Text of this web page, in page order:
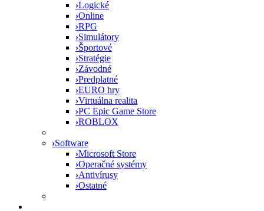
›Logické
›Online
›RPG
›Simulátory
›Športové
›Stratégie
›Závodné
›Predplatné
›EURO hry
›Virtuálna realita
›PC Epic Game Store
›ROBLOX
›Software
›Microsoft Store
›Operačné systémy
›Antivírusy
›Ostatné